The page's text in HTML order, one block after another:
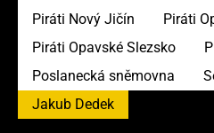
Piráti Nový Jičín
Piráti
Piráti Opavské Slezsko
Poslanecká sněmovna
Jakub Dedek